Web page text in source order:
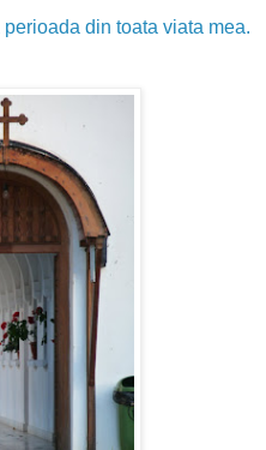
din toata viata mea.